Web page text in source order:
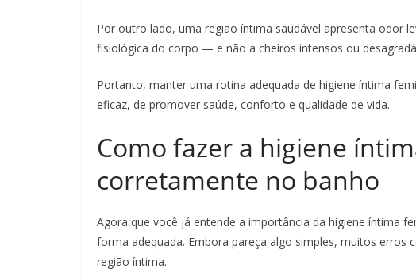
Por outro lado, uma região íntima saudável apresenta odor
fisiológica do corpo — e não a cheiros intensos ou
Portanto, manter uma rotina adequada de higiene íntima
eficaz, de promover saúde, conforto e qualidade de vida.
Como fazer a higiene
corretamente no banho
Agora que você já entende a importância da higiene íntima
forma adequada. Embora pareça algo simples, muitos
região íntima.